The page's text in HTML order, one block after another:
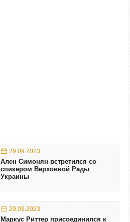
29.09.2023
Ален Симонян встретился со
спикером Верховной Рады
Украины
29.09.2023
Маркус Риттер присоединился к